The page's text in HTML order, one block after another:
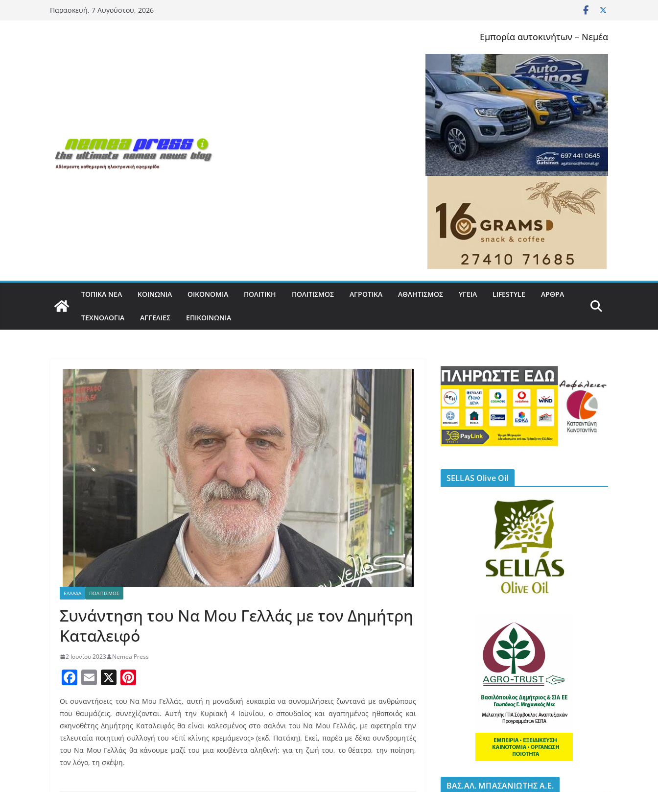
Παρασκευή, 7 Αυγούστου, 2026
Εμπορία αυτοκινήτων – Νεμέα
ΤΟΠΙΚΑ ΝΕΑ ΚΟΙΝΩΝΙΑ ΟΙΚΟΝΟΜΙΑ ΠΟΛΙΤΙΚΗ ΠΟΛΙΤΙΣΜΟΣ ΑΓΡΟΤΙΚΑ ΑΘΛΗΤΙΣΜΟΣ ΥΓΕΙΑ LIFESTYLE ΑΡΘΡΑ
ΤΕΧΝΟΛΟΓΙΑ ΑΓΓΕΛΙΕΣ ΕΠΙΚΟΙΝΩΝΙΑ
ΕΛΛΑΔΑ ΠΟΛΙΤΙΣΜΟΣ
Συνάντηση του Να Μου Γελλάς με τον Δημήτρη
Καταλειφό
2 Ιουνίου 2023 Nemea Press
F
c
e
b
o
o
E
m
ai
l
X
er
e
st
Οι συναντήσεις του Να Μου Γελλάς, αυτή η μοναδική ευκαιρία να συνομιλήσεις ζωντανά με ανθρώπους
που θαυμάζεις, συνεχίζονται. Αυτή την Κυριακή 4 Ιουνίου, ο σπουδαίος και αγαπημένος ηθοποιός και
σκηνοθέτης Δημήτρης Καταλειφός θα είναι καλεσμένος στο σαλόνι του Να Μου Γελλάς, με αφετηρία την
τελευταία ποιητική συλλογή του «Επί κλίνης κρεμάμενος» (εκδ. Πατάκη). Εκεί, παρέα με δέκα συνδρομητές
του Να Μου Γελλάς θα κάνουμε μαζί του μια κουβέντα αληθινή: για τη ζωή του, το θέατρο, την ποίηση,
τον λόγο, τη σκέψη.
SELLAS Olive Oil
BΑΣ.ΑΛ. ΜΠΑΣΑΝΙΩΤΗΣ Α.Ε.